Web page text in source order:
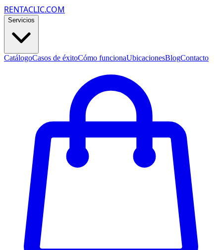
RENTACLIC.COM
Servicios
CatálogoCasos de éxitoCómo funcionaUbicacionesBlogContacto